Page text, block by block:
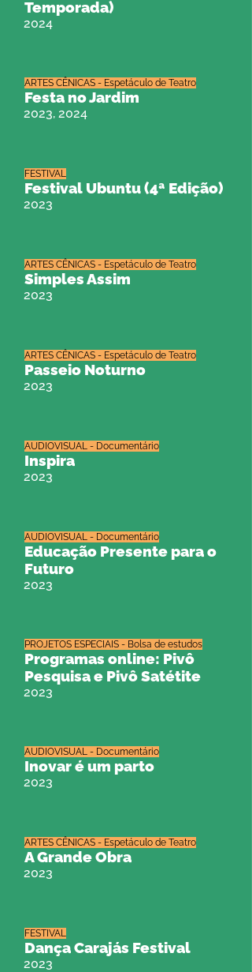
Temporada)
2024
Festa no Jardim
2023, 2024
ARTES CÊNICAS - Espetáculo de Teatro
Festival Ubuntu (4ª Edição)
2023
FESTIVAL
Simples Assim
2023
ARTES CÊNICAS - Espetáculo de Teatro
Passeio Noturno
2023
ARTES CÊNICAS - Espetáculo de Teatro
Inspira
2023
AUDIOVISUAL - Documentário
Educação Presente para o
Futuro
2023
AUDIOVISUAL - Documentário
Programas online: Pivô
Pesquisa e Pivô Satétite
2023
PROJETOS ESPECIAIS - Bolsa de estudos
Inovar é um parto
2023
AUDIOVISUAL - Documentário
A Grande Obra
2023
ARTES CÊNICAS - Espetáculo de Teatro
Dança Carajás Festival
2023
FESTIVAL